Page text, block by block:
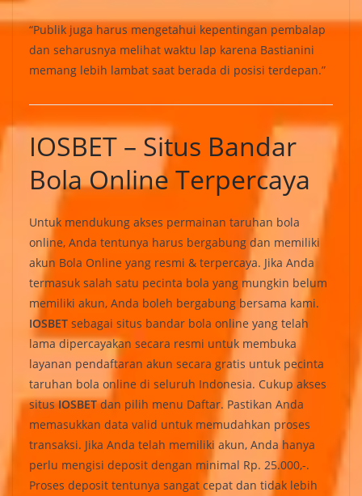
“Publik juga harus mengetahui kepentingan pembalap
dan seharusnya melihat waktu lap karena Bastianini
memang lebih lambat saat berada di posisi terdepan.”
IOSBET – Situs Bandar
Bola Online Terpercaya
Untuk mendukung akses permainan taruhan bola
online, Anda tentunya harus bergabung dan memiliki
akun Bola Online yang resmi & terpercaya. Jika Anda
termasuk salah satu pecinta bola yang mungkin belum
memiliki akun, Anda boleh bergabung bersama kami.
IOSBET sebagai situs bandar bola online yang telah
lama dipercayakan secara resmi untuk membuka
layanan pendaftaran akun secara gratis untuk pecinta
taruhan bola online di seluruh Indonesia. Cukup akses
situsIOSBETdan pilih menu Daftar. Pastikan Anda
memasukkan data valid untuk memudahkan proses
transaksi. Jika Anda telah memiliki akun, Anda hanya
perlu mengisi deposit dengan minimal Rp. 25.000,-.
Proses deposit tentunya sangat cepat dan tidak lebih